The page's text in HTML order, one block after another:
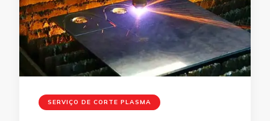
SERVIÇO DE CORTE PLASMA